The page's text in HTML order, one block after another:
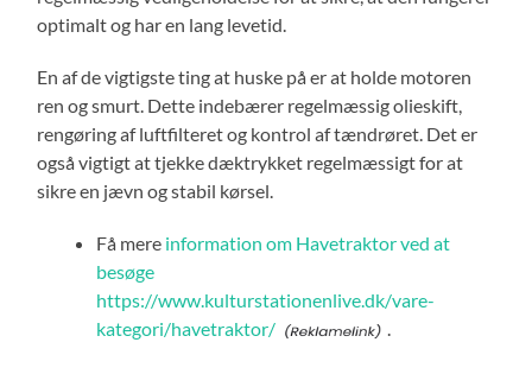
optimalt og har en lang levetid.
En af de vigtigste ting at huske på er at holde motoren
ren og smurt. Dette indebærer regelmæssig olieskift,
rengøring af luftfilteret og kontrol af tændrøret. Det er
også vigtigt at tjekke dæktrykket regelmæssigt for at
sikre en jævn og stabil kørsel.
Få mere information om Havetraktor ved at
besøge
https://www.kulturstationenlive.dk/vare-
kategori/havetraktor/